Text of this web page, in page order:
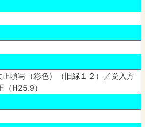
頃写（彩色）（旧緑１２）／受入方
H25.9）